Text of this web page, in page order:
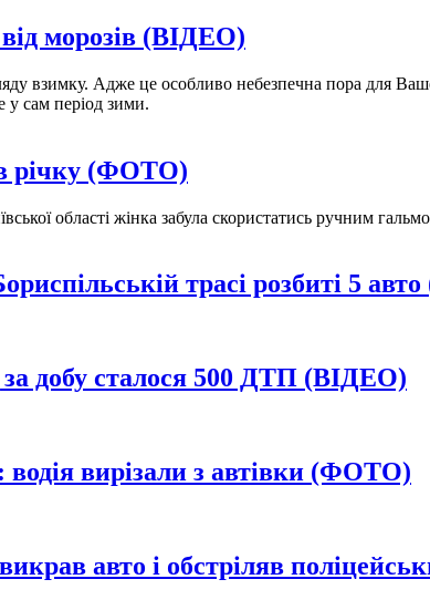
морозів (ВІДЕО)
взимку. Адже це особливо небезпечна пора для
у сам період зими.
річку (ФОТО)
області жінка забула скористатись ручним
трасі розбиті 5
за добу сталося 500 ДТП (ВІДЕО)
вирізали з автівки (ФОТО)
авто і обстріляв